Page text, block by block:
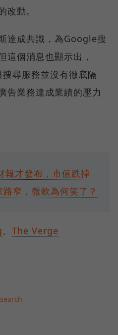
改動。
達成共識，為Google搜
這個消息也顯示出，
尋服務並沒有徹底隔
告業務達成業績的壓力
報才發布，市值跌掉
窄，微軟為何笑了？
、 The Verge